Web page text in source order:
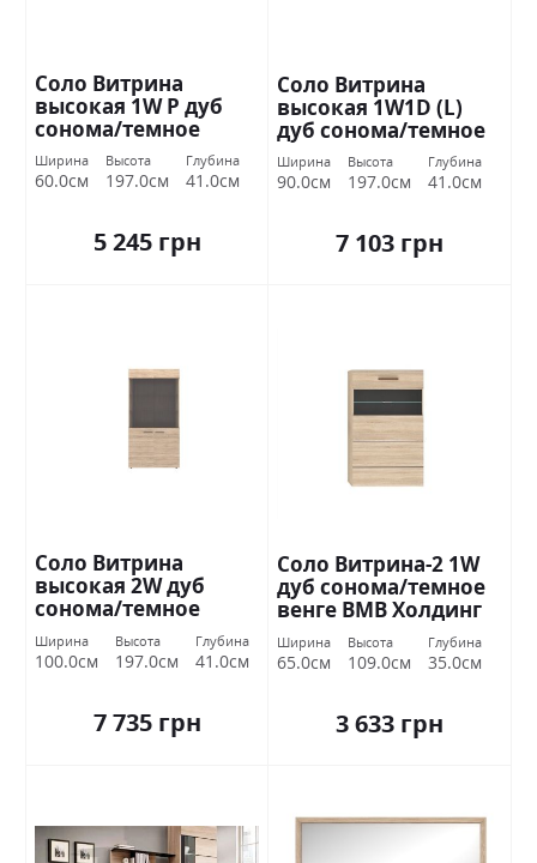
Соло Витрина
высокая 1W P дуб
сонома/темное
венге ВМВ Холдинг
Ширина
60.0см
Высота
197.0см
Глубина
41.0см
5 245 грн
Соло Витрина
высокая 1W1D (L)
дуб сонома/темное
венге ВМВ Холдинг
Ширина
90.0см
Высота
197.0см
Глубина
41.0см
7 103 грн
Соло Витрина
высокая 2W дуб
сонома/темное
венге ВМВ Холдинг
Ширина
100.0см
Высота
197.0см
Глубина
41.0см
7 735 грн
Соло Витрина-2 1W
дуб сонома/темное
венге ВМВ Холдинг
Ширина
65.0см
Высота
109.0см
Глубина
35.0см
3 633 грн